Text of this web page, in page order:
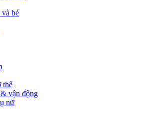
bé
thể
vận động
nữ